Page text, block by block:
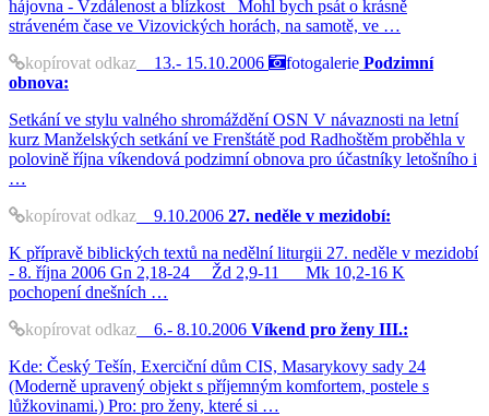
hájovna - Vzdálenost a blízkost Mohl bych psát o krásně
stráveném čase ve Vizovických horách, na samotě, ve …
kopírovat odkaz 13.- 15.10.2006 fotogalerie Podzimní
obnova:
Setkání ve stylu valného shromáždění OSN V návaznosti na letní
kurz Manželských setkání ve Frenštátě pod Radhoštěm proběhla v
polovině října víkendová podzimní obnova pro účastníky letošního i
…
kopírovat odkaz 9.10.2006 27. neděle v mezidobí:
K přípravě biblických textů na nedělní liturgii 27. neděle v mezidobí
- 8. října 2006 Gn 2,18-24 Žd 2,9-11 Mk 10,2-16 K
pochopení dnešních …
kopírovat odkaz 6.- 8.10.2006 Víkend pro ženy III.:
Kde: Český Tešín, Exerciční dům CIS, Masarykovy sady 24
(Moderně upravený objekt s příjemným komfortem, postele s
lůžkovinami.) Pro: pro ženy, které si …